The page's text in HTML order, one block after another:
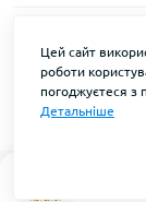
Каталог
Цей сайт
роботи
погоджуєтеся з
Детальніше